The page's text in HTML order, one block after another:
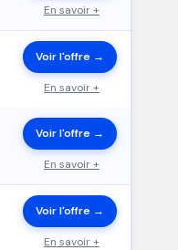
En savoir +
Voir l'offre →
En savoir +
Voir l'offre →
En savoir +
Voir l'offre →
En savoir +